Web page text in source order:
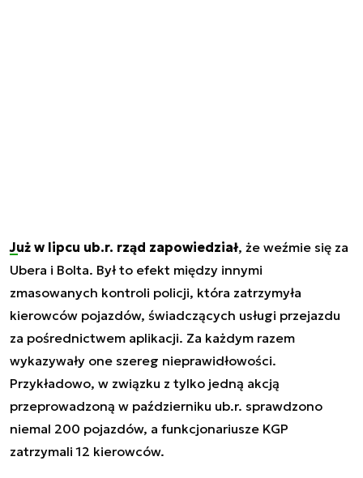
Już w lipcu ub.r. rząd zapowiedział, że weźmie się za
Ubera i Bolta. Był to efekt między innymi
zmasowanych kontroli policji, która zatrzymyła
kierowców pojazdów, świadczących usługi przejazdu
za pośrednictwem aplikacji. Za każdym razem
wykazywały one szereg nieprawidłowości.
Przykładowo, w związku z tylko jedną akcją
przeprowadzoną w październiku ub.r. sprawdzono
niemal 200 pojazdów, a funkcjonariusze KGP
zatrzymali 12 kierowców.